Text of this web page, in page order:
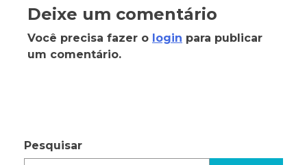
Deixe um comentário
Você precisa fazer o login para publicar
um comentário.
Pesquisar